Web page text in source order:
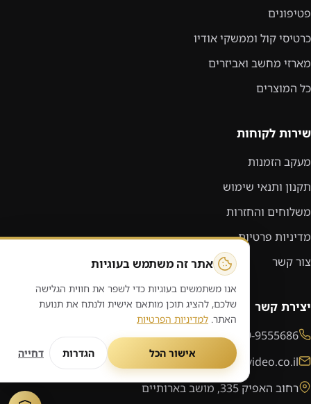
פטיפונים
כרטיסי קול וממשקי אודיו
מארזי מחשב ואביזרים
כל המוצרים
שירות לקוחות
מעקב הזמנות
תקנון ותנאי שימוש
משלוחים והחזרות
מדיניות פרטיות
צור קשר
יצירת קשר
09-9555686
sales@audiovideo.co.il
רחוב האפיק 335, מושב בארותיים
אתר זה משתמש בעוגיות
אנו משתמשים בעוגיות כדי לשפר את חווית הגלישה
שלכם, להציג תוכן מותאם אישית ולנתח את תנועת
האתר. למדיניות הפרטיות
אישור הכל הגדרות דחייה